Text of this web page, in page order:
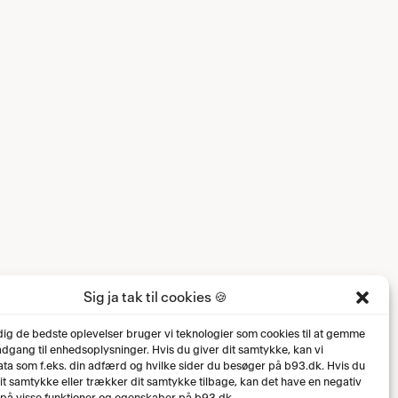
Sig ja tak til cookies 🍪
de bedste oplevelser bruger vi teknologier som cookies til at gemme
til enhedsoplysninger. Hvis du giver dit samtykke, kan vi
som f.eks. din adfærd og hvilke sider du besøger på b93.dk. Hvis du
samtykke eller trækker dit samtykke tilbage, kan det have en negativ